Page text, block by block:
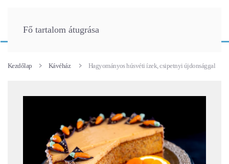
Fő tartalom átugrása
Kezdőlap Kávéház Hagyományos húsvéti ízek, csipetnyi újdonsággal